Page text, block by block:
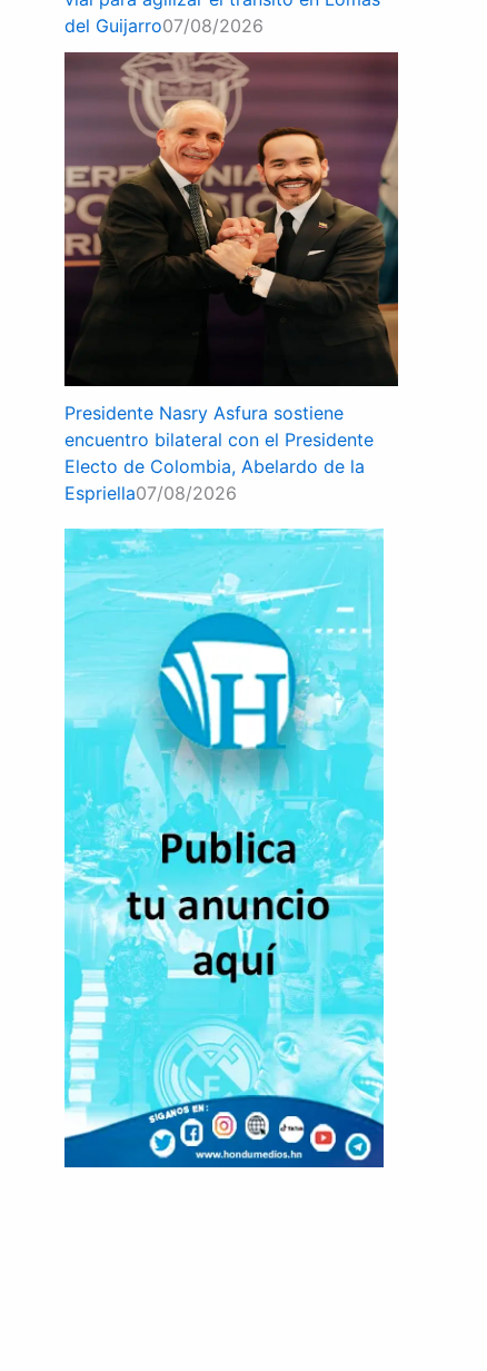
del Guijarro07/08/2026
Presidente Nasry Asfura sostiene
encuentro bilateral con el Presidente
Electo de Colombia, Abelardo de la
Espriella07/08/2026